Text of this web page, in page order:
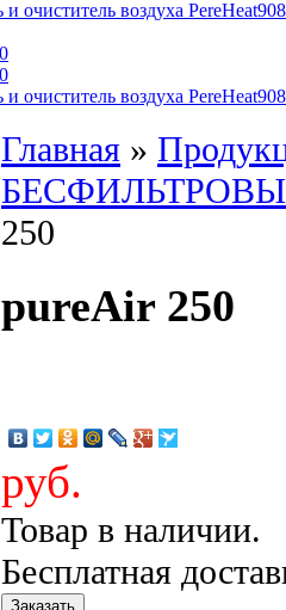
Главная »
250
pureAir 250
руб.
Товар в наличии.
Бесплатная